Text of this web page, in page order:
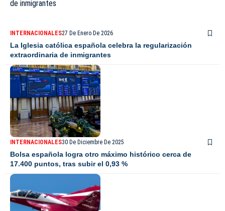
INTERNACIONALES27 De Enero De 2026
La Iglesia católica española celebra la regularización
extraordinaria de inmigrantes
INTERNACIONALES30 De Diciembre De 2025
Bolsa española logra otro máximo histórico cerca de
17.400 puntos, tras subir el 0,93 %